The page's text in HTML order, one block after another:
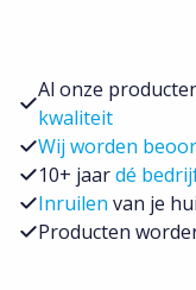
Al onze
kwaliteit
Wij worden
10+ jaardé
Inruilen van je
Producten